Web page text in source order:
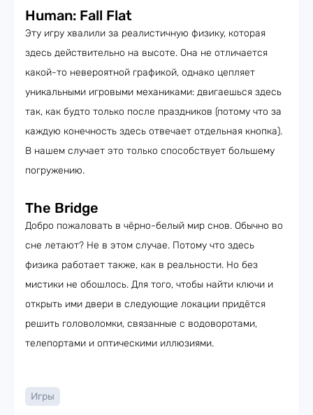
Human: Fall Flat
Эту игру хвалили за реалистичную физику, которая
здесь действительно на высоте. Она не отличается
какой-то невероятной графикой, однако цепляет
уникальными игровыми механиками: двигаешься здесь
так, как будто только после праздников (потому что за
каждую конечность здесь отвечает отдельная кнопка).
В нашем случает это только способствует большему
погружению.
The Bridge
Добро пожаловать в чёрно-белый мир снов. Обычно во
сне летают? Не в этом случае. Потому что здесь
физика работает также, как в реальности. Но без
мистики не обошлось. Для того, чтобы найти ключи и
открыть ими двери в следующие локации придётся
решить головоломки, связанные с водоворотами,
телепортами и оптическими иллюзиями.
Игры